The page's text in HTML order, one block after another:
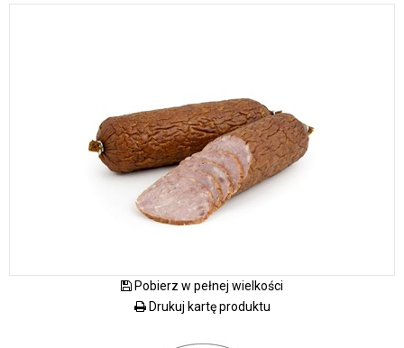
Pobierz w pełnej wielkości
Drukuj kartę produktu